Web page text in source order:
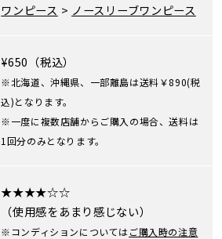
ワンピース > ノースリーブワンピース
¥650（税込）
※北海道、沖縄県、一部離島は送料￥890(税
込)となります。
※一度に複数店舗からご購入の場合、送料は
1回分のみとなります。
★★★★☆☆
（使用感をあまり感じない）
※コンディションについてはご購入時の注意